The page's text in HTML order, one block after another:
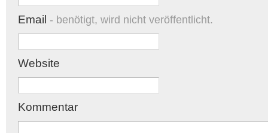
Email - benötigt, wird nicht veröffentlicht.
Website
Kommentar